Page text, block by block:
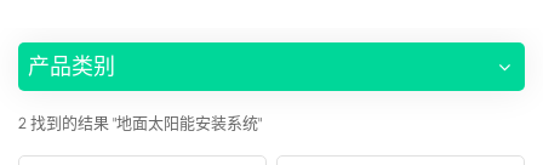
产品类别
2 找到的结果 "地面太阳能安装系统"